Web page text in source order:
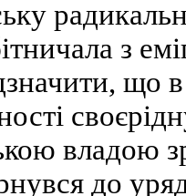
з
що
владою
до